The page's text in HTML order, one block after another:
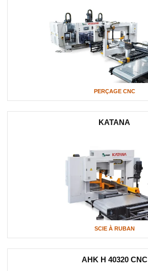
PERÇAGE CNC
KATANA
SCIE À RUBAN
AHK H 40320 CNC